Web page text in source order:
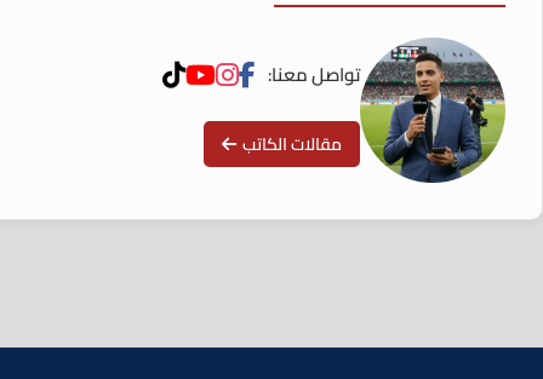
تواصل معنا:
مقالات الكاتب